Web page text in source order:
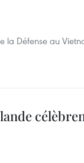
la Défense au